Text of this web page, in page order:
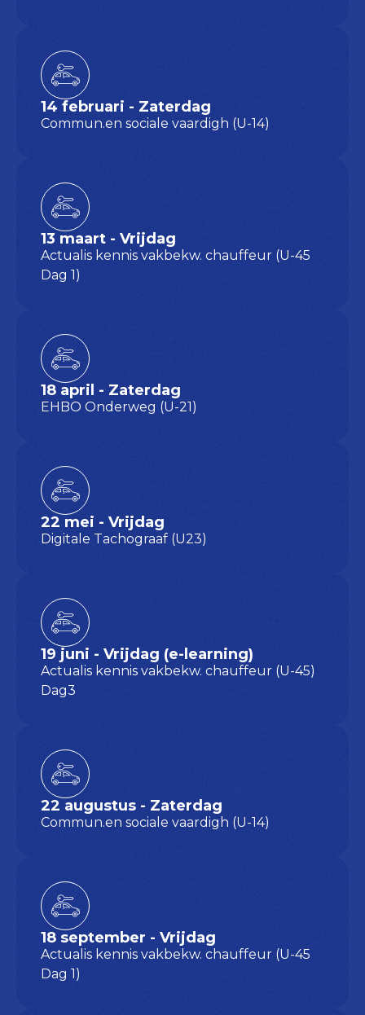
14 februari - Zaterdag
Commun.en sociale vaardigh (U-14)
13 maart - Vrijdag
Actualis kennis vakbekw. chauffeur (U-45
Dag 1)
18 april - Zaterdag
EHBO Onderweg (U-21)
22 mei - Vrijdag
Digitale Tachograaf (U23)
19 juni - Vrijdag (e-learning)
Actualis kennis vakbekw. chauffeur (U-45)
Dag3
22 augustus - Zaterdag
Commun.en sociale vaardigh (U-14)
18 september - Vrijdag
Actualis kennis vakbekw. chauffeur (U-45
Dag 1)